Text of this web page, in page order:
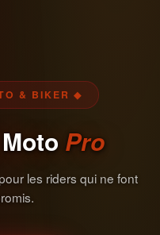
& BIKER ◆
Pro
les riders qui ne font